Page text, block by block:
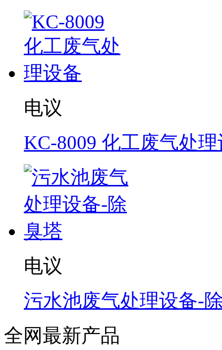
电议
KC-8009 化工废气处
电议
污水池废气处理设备-
全网最新产品